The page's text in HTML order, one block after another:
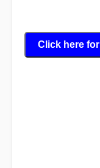
Click here for